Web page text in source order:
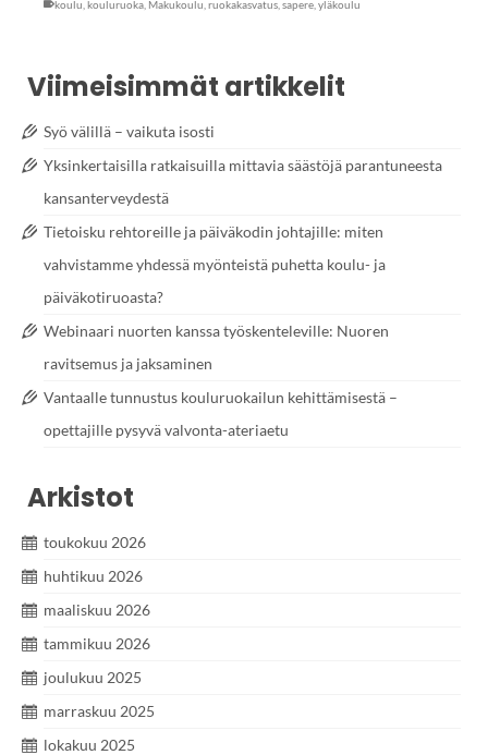
koulu kouluruoka Makukoulu ruokakasvatus sapere yläkoulu
Viimeisimmät artikkelit
Syö välillä – vaikuta isosti
Yksinkertaisilla ratkaisuilla mittavia säästöjä parantuneesta
kansanterveydestä
Tietoisku rehtoreille ja päiväkodin johtajille: miten
vahvistamme yhdessä myönteistä puhetta koulu- ja
päiväkotiruoasta?
Webinaari nuorten kanssa työskenteleville: Nuoren
ravitsemus ja jaksaminen
Vantaalle tunnustus kouluruokailun kehittämisestä –
opettajille pysyvä valvonta-ateriaetu
Arkistot
toukokuu 2026
huhtikuu 2026
maaliskuu 2026
tammikuu 2026
joulukuu 2025
marraskuu 2025
lokakuu 2025